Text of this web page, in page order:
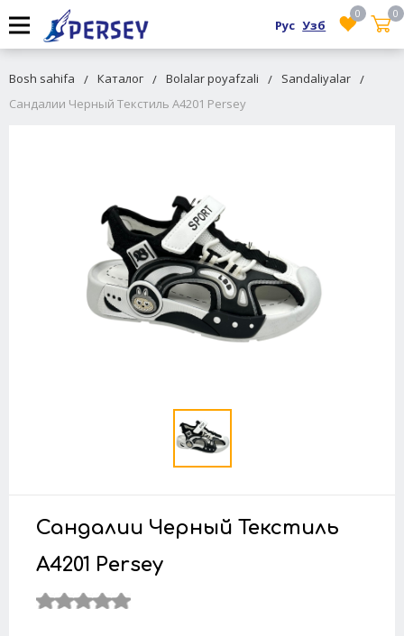
0
0
Рус Узб
Bosh sahifa Каталог Bolalar poyafzali
Sandaliyalar
Сандалии Черный Текстиль A4201 Persey
Сандалии Черный Текстиль
A4201 Persey